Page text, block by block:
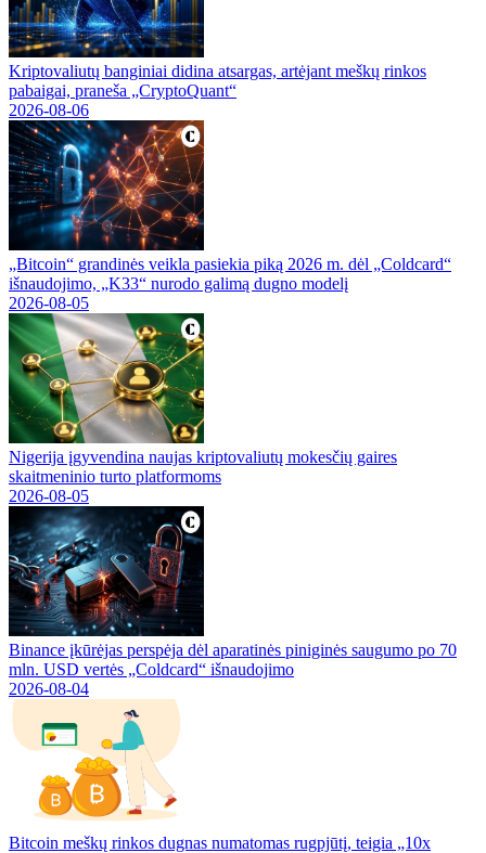
Kriptovaliutų banginiai didina atsargas, artėjant meškų rinkos
pabaigai, praneša „CryptoQuant“
2026-08-06
„Bitcoin“ grandinės veikla pasiekia piką 2026 m. dėl „Coldcard“
išnaudojimo, „K33“ nurodo galimą dugno modelį
2026-08-05
Nigerija įgyvendina naujas kriptovaliutų mokesčių gaires
skaitmeninio turto platformoms
2026-08-05
Binance įkūrėjas perspėja dėl aparatinės piniginės saugumo po 70
mln. USD vertės „Coldcard“ išnaudojimo
2026-08-04
Bitcoin meškų rinkos dugnas numatomas rugpjūtį, teigia „10x